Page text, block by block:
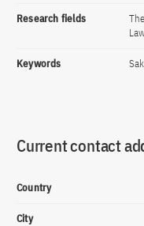
Research fields
Keywords
Current contact
Country
City